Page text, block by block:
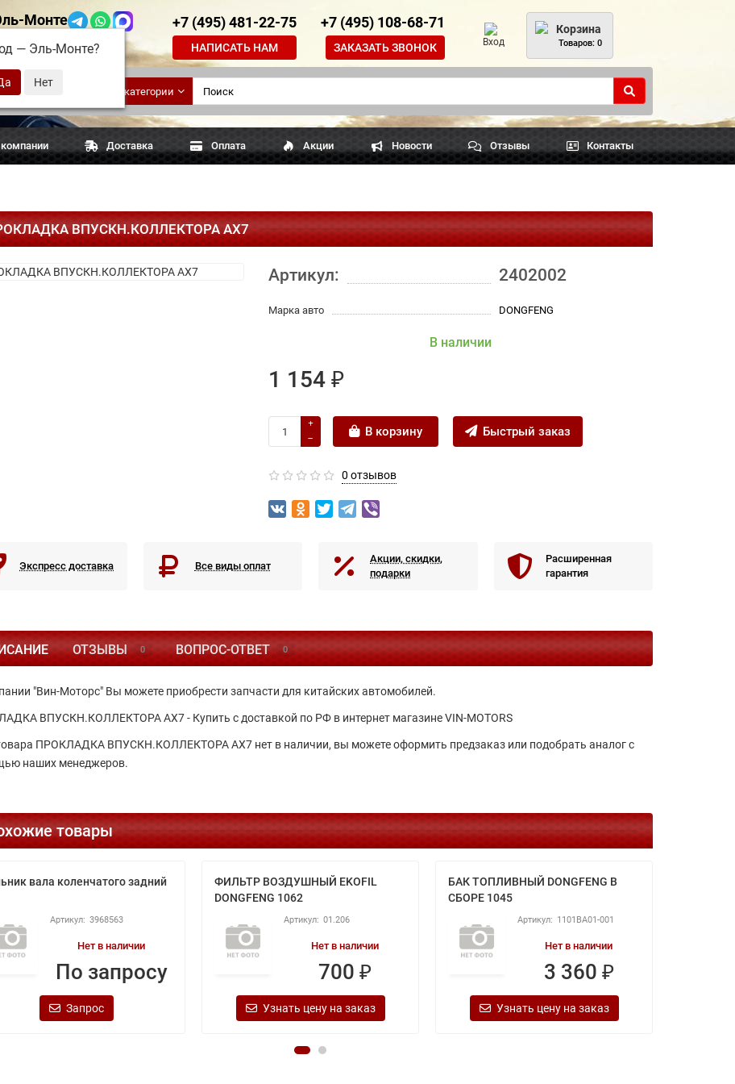
Монте
— Эль-Монте?
+7 (495) 481-22-75
НАПИСАТЬ НАМ
+7 (495) 108-68-71
ЗАКАЗАТЬ ЗВОНОК Вход
Корзина
Товаров: 0
Все категории
Доставка Оплата Акции Новости Отзывы Контакты
ВПУСКН.КОЛЛЕКТОРА АХ7
Артикул: 2402002
Марка авто DONGFENG
В наличии
1 154 ₽
В корзину Быстрый заказ
0 отзывов
Экспресс доставка Все виды оплат
Акции, скидки,
подарки
Расширенная
гарантия
ОТЗЫВЫ 0 ВОПРОС-ОТВЕТ 0
"Вин-Моторс" Вы можете приобрести запчасти для китайских автомобилей.
ВПУСКН.КОЛЛЕКТОРА АХ7 - Купить с доставкой по РФ в интернет магазине VIN-MOTORS
ПРОКЛАДКА ВПУСКН.КОЛЛЕКТОРА АХ7 нет в наличии, вы можете оформить предзаказ или подобрать аналог с
наших менеджеров.
товары
вала коленчатого задний
3968563
Нет в наличии
По запросу
Запрос
ФИЛЬТР ВОЗДУШНЫЙ EKOFIL
DONGFENG 1062
01.206
Нет в наличии
700 ₽
Узнать цену на заказ
БАК ТОПЛИВНЫЙ DONGFENG В
СБОРЕ 1045
1101BA01-001
Нет в наличии
3 360 ₽
Узнать цену на заказ